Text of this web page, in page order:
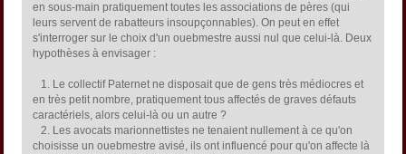
en sous-main pratiquement toutes les associations de pères (qui
leurs servent de rabatteurs insoupçonnables). On peut en effet
s'interroger sur le choix d'un ouebmestre aussi nul que celui-là. Deux
hypothèses à envisager :
1. Le collectif Paternet ne disposait que de gens très médiocres et
en très petit nombre, pratiquement tous affectés de graves défauts
caractériels, alors celui-là ou un autre ?
2. Les avocats marionnettistes ne tenaient nullement à ce qu'on
choisisse un ouebmestre avisé, ils ont influencé pour qu'on affecte là